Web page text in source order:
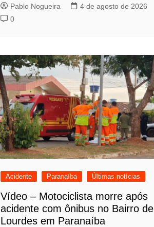
Pablo Nogueira
4 de agosto de 2026
0
Acidente Paranaíba Últimas notícias
Vídeo – Motociclista morre após
acidente com ônibus no Bairro de
Lourdes em Paranaíba